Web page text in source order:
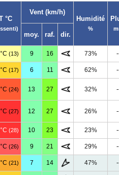
°C
Vent (km/h)
Humidité
%
moy. raf. dir.
(13) 9 16 73%
(17) 6 11 62%
(24) 13 27 32%
(27) 12 27 26%
(28) 10 23 23%
(26) 9 21 29%
(21) 7 14 47%